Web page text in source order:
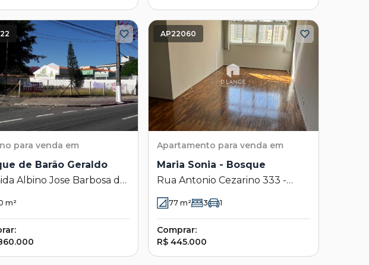
para venda em
de Barão Geraldo
Albino Jose Barbosa de
- Campinas - SP
m²
AP22060
Apartamento para venda em
Maria Sonia - Bosque
Rua Antonio Cezarino 333 -
77 m² 3 1
Comprar:
R$ 445.000